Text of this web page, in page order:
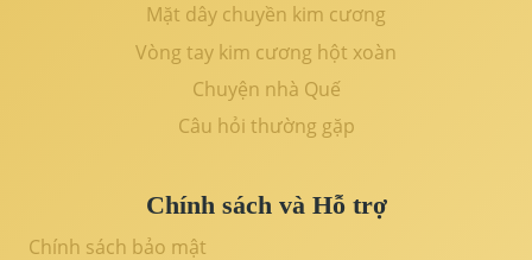
Mặt dây chuyền kim cương
Vòng tay kim cương hột xoàn
Chuyện nhà Quế
Câu hỏi thường gặp
Chính sách và Hỗ trợ
Chính sách bảo mật